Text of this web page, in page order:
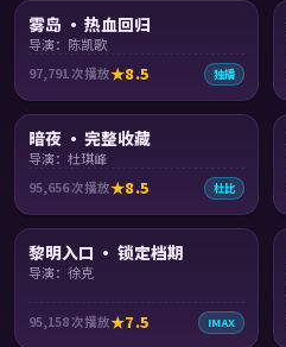
雾岛 · 热血回归
导演：陈凯歌
97,791 次播放 8.5 独播
暗夜 · 完整收藏
导演：杜琪峰
95,656次播放 8.5 杜比
黎明入口 · 锁定档期
导演：徐克
95,158 次播放 7.5 IMAX